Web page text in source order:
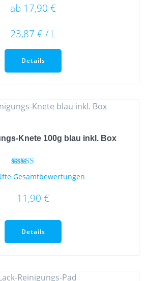
ab 17,90 €
23,87 € / L
Details
Dieses
weist
mehrere
Varianten
auf.
Optionen
Produktseite
Knete 100g blau inkl. Box
Bewertet mit
5.00
Gesamtbewertungen
11,90 €
Details